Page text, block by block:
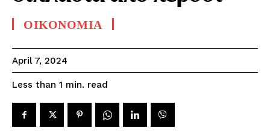
ΟΙΚΟΝΟΜΙΑ
April 7, 2024
Less than 1 min. read